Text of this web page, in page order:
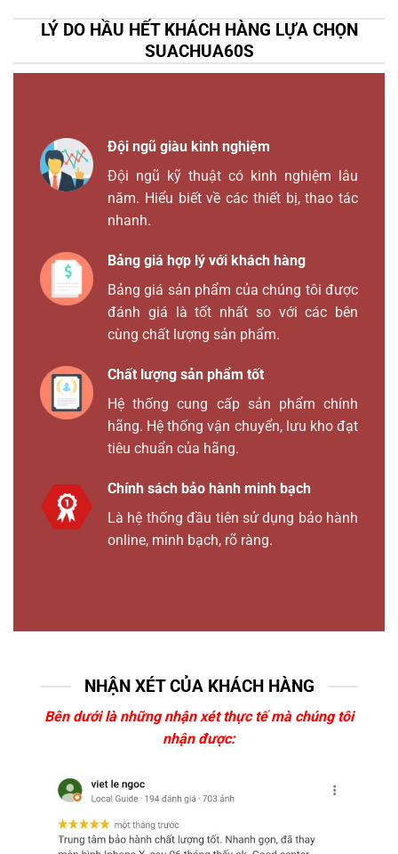
LÝ DO HẦU HẾT KHÁCH HÀNG LỰA CHỌN
SUACHUA60S
Đội ngũ giàu kinh nghiệm
Đội ngũ kỹ thuật có kinh nghiệm lâu
năm. Hiểu biết về các thiết bị, thao tác
nhanh.
Bảng giá hợp lý với khách hàng
Bảng giá sản phẩm của chúng tôi được
đánh giá là tốt nhất so với các bên
cùng chất lượng sản phẩm.
Chất lượng sản phẩm tốt
Hệ thống cung cấp sản phẩm chính
hãng. Hệ thống vận chuyển, lưu kho đạt
tiêu chuẩn của hãng.
Chính sách bảo hành minh bạch
Là hệ thống đầu tiên sử dụng bảo hành
online, minh bạch, rõ ràng.
NHẬN XÉT CỦA KHÁCH HÀNG
Bên dưới là những nhận xét thực tế mà chúng tôi
nhận được: